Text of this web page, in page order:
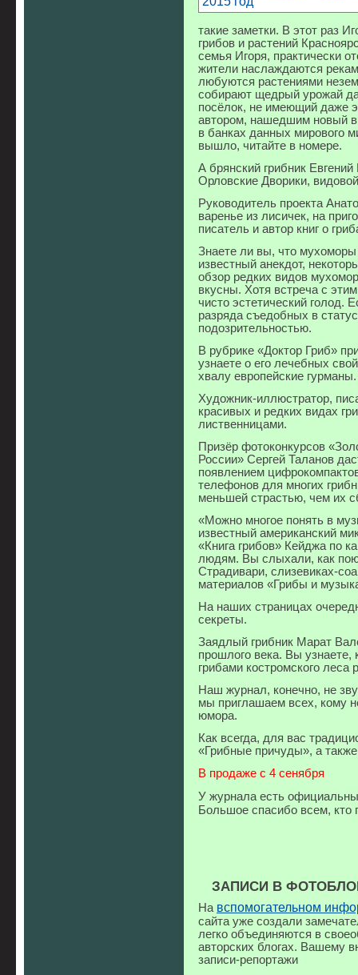
такие заметки. В этот раз
грибов и растений
семья Игоря, практически
жители наслаждаются
любуются растениями
собирают щедрый урожай
посёлок, не имеющий даже
автором, нашедшим новый
в банках данных мирового
вышло, читайте в номере.
А брянский грибник
Орловские Дворики,
Руководитель проекта
варенье из лисичек, на
писатель и автор книг о
Знаете ли вы, что
известный анекдот,
обзор редких видов
вкусны. Хотя встреча с
чисто эстетический голод.
разряда съедобных в
подозрительностью.
В рубрике «Доктор Гриб»
узнаете о его лечебных
хвалу европейские гурманы.
Художник-иллюстратор,
красивых и редких видах
лиственницами.
Призёр фотоконкурсов
России» Сергей Таланов
появлением
телефонов для многих
меньшей страстью, чем их
«Можно многое понять в
известный американский
«Книга грибов» Кейджа по
людям. Вы слыхали, как
Страдивари, слизевиках-
материалов «Грибы и
На наших страницах
секреты.
Заядлый грибник Марат
прошлого века. Вы узнаете,
грибами костромского леса
Наш журнал, конечно, не
мы приглашаем всех, кому
юмора.
Как всегда, для вас
«Грибные причуды», а
В продаже с 4 сенября
У журнала есть
Большое спасибо всем, кто
ЗАПИСИ В
На вспомогательном
сайта уже создали
легко объединяются в
авторских блогах. Вашему
записи-репортажи